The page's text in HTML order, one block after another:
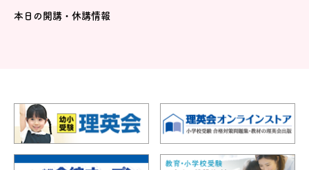
本日の開講・休講情報